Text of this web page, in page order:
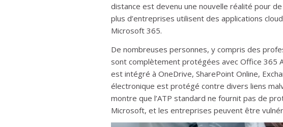
distance est devenu une nouvelle réalité pour
plus d’entreprises utilisent des applications
Microsoft 365.
De nombreuses personnes, y compris des
sont complètement protégées avec Office 365
est intégré à OneDrive, SharePoint Online,
électronique est protégé contre divers liens
montre que l’ATP standard ne fournit pas de
Microsoft, et les entreprises peuvent être